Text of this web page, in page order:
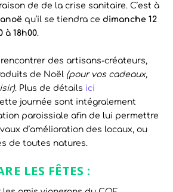
de de la crise sanitaire. C’est à
qu’il se tiendra ce dimanche 12
à 18h00.
rencontrer des artisans-créateurs,
de Noël (pour vos cadeaux,
. Plus de détails ici
journée sont intégralement
paroissiale afin de lui permettre
d’amélioration des locaux, ou
de toutes natures.
LES FÊTES :